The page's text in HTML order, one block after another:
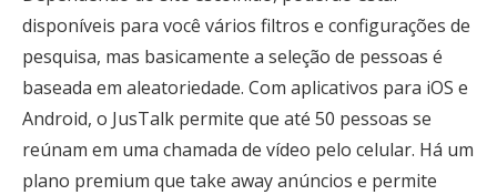
disponíveis para você vários filtros e configurações de
pesquisa, mas basicamente a seleção de pessoas é
baseada em aleatoriedade. Com aplicativos para iOS e
Android, o JusTalk permite que até 50 pessoas se
reúnam em uma chamada de vídeo pelo celular. Há um
plano premium que take away anúncios e permite